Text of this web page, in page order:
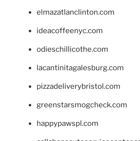
elmazatlanclinton.com
ideacoffeenyc.com
odieschillicothe.com
lacantinitagalesburg.com
pizzadeliverybristol.com
greenstarsmogcheck.com
happypawspl.com